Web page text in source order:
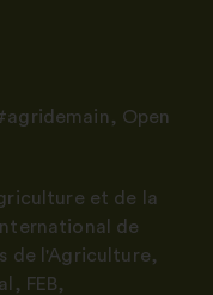
, Open
et de la
de
de l'Agriculture,
, FEB,